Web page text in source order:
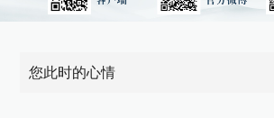
您此时的心情